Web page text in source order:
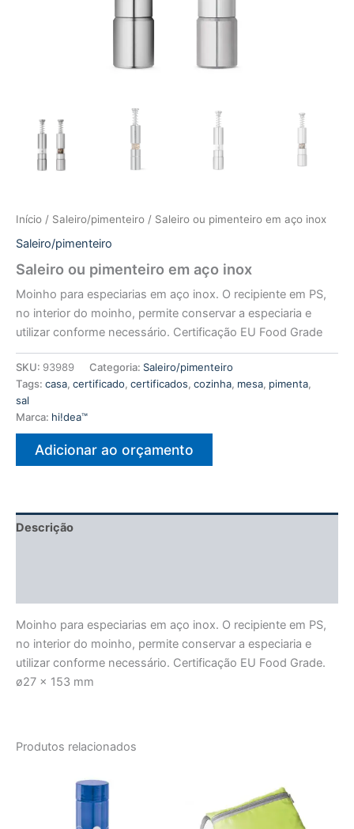
Início / Saleiro/pimenteiro / Saleiro ou pimenteiro em aço inox
Saleiro/pimenteiro
Saleiro ou pimenteiro em aço inox
Moinho para especiarias em aço inox. O recipiente em PS,
no interior do moinho, permite conservar a especiaria e
utilizar conforme necessário. Certificação EU Food Grade
SKU: 93989 Categoria: Saleiro/pimenteiro
Tags: casa, certificado, certificados, cozinha, mesa, pimenta,
sal
Marca: hi!dea™
Adicionar ao orçamento
Descrição
Moinho para especiarias em aço inox. O recipiente em PS,
no interior do moinho, permite conservar a especiaria e
utilizar conforme necessário. Certificação EU Food Grade.
ø27 x 153 mm
Produtos relacionados